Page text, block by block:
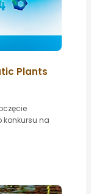
Plants
konkursu na